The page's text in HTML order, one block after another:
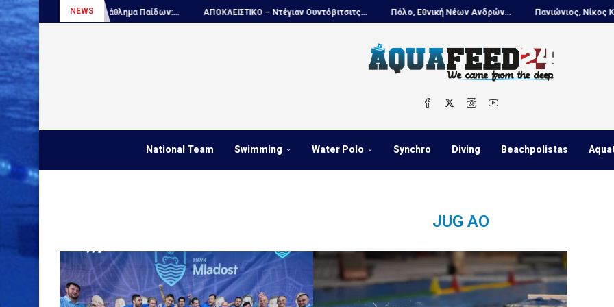
NEWS
Παγκόσμιο πρωτάθλημα Παίδων:... ΑΠΟΚΛΕΙΣΤΙΚΟ – Ντέγιαν Ουντόβιτσιτς... Πόλο, Εθνική Νέων Ανδρών... Πανιώνιος, Νίκος
National Team Swimming Water Polo Synchro Diving Beachpolistas
JUG AO